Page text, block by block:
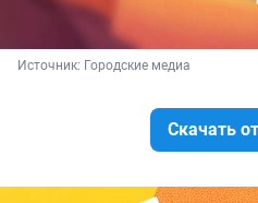
Источник: Городские медиа
Скачать